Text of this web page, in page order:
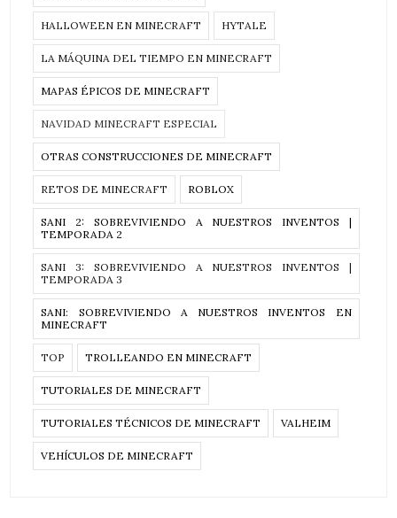
HALLOWEEN EN MINECRAFT HYTALE
LA MÁQUINA DEL TIEMPO EN MINECRAFT
MAPAS ÉPICOS DE MINECRAFT
NAVIDAD MINECRAFT ESPECIAL
OTRAS CONSTRUCCIONES DE MINECRAFT
RETOS DE MINECRAFT ROBLOX
SANI 2: SOBREVIVIENDO A NUESTROS INVENTOS |
TEMPORADA 2
SANI 3: SOBREVIVIENDO A NUESTROS INVENTOS |
TEMPORADA 3
SANI: SOBREVIVIENDO A NUESTROS INVENTOS EN
MINECRAFT
TOP TROLLEANDO EN MINECRAFT
TUTORIALES DE MINECRAFT
TUTORIALES TÉCNICOS DE MINECRAFT VALHEIM
VEHÍCULOS DE MINECRAFT